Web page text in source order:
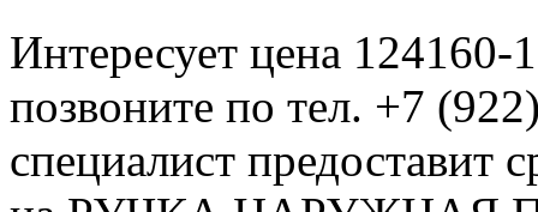
Интересует цена 124160-
позвоните по тел. +7
специалист предоставит